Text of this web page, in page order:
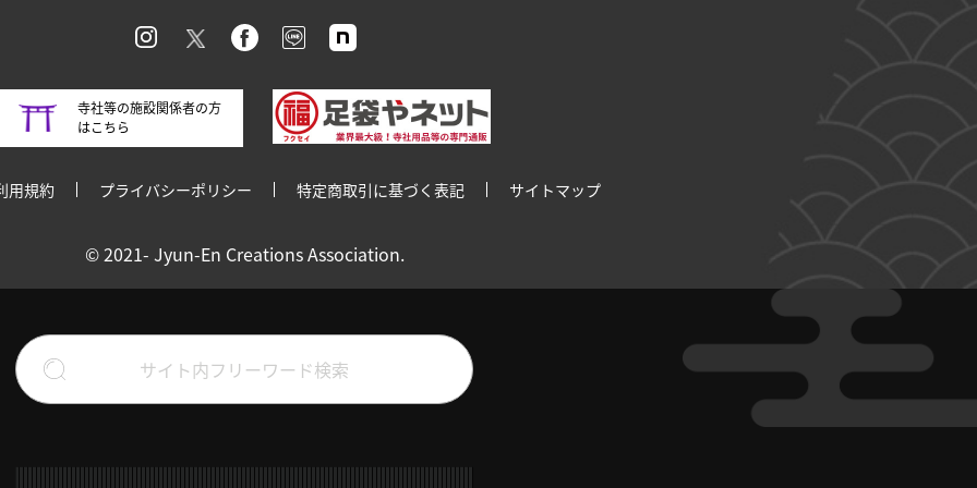
寺社等の施設関係者の方
はこちら
用規約 プライバシーポリシー 特定商取引に基づく表記 サイトマップ
© 2021- Jyun-En Creations Association.